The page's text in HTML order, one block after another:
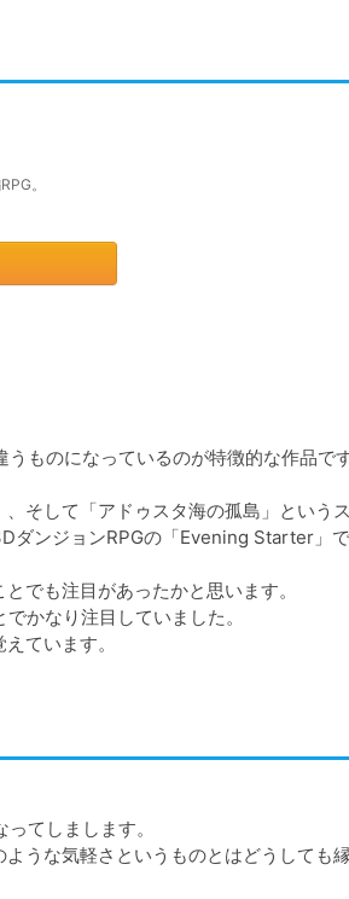
。
うものになっているのが特徴的な作品で
そして「アドゥスタ海の孤島」という
ダンジョンRPGの「Evening Starter」
でも注目があったかと思います。
かなり注目していました。
ています。
てしまします。
うな気軽さというものとはどうしても